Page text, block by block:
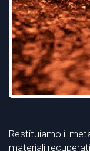
Restituiamo il
materiali